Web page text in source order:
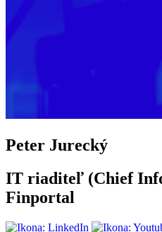
Peter Jurecký
IT riaditeľ (Chief
Finportal